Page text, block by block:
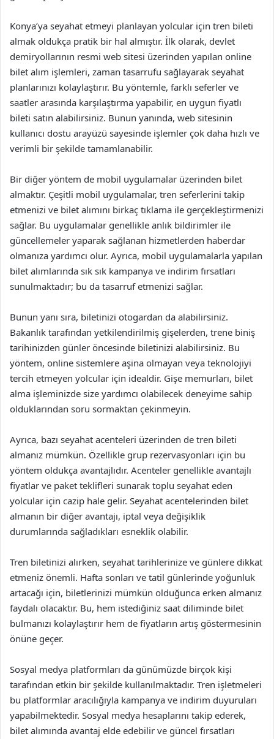
Konya’ya seyahat etmeyi planlayan yolcular için tren bileti
almak oldukça pratik bir hal almıştır. İlk olarak, devlet
demiryollarının resmi web sitesi üzerinden yapılan online
bilet alım işlemleri, zaman tasarrufu sağlayarak seyahat
planlarınızı kolaylaştırır. Bu yöntemle, farklı seferler ve
saatler arasında karşılaştırma yapabilir, en uygun fiyatlı
bileti satın alabilirsiniz. Bunun yanında, web sitesinin
kullanıcı dostu arayüzü sayesinde işlemler çok daha hızlı ve
verimli bir şekilde tamamlanabilir.
Bir diğer yöntem de mobil uygulamalar üzerinden bilet
almaktır. Çeşitli mobil uygulamalar, tren seferlerini takip
etmenizi ve bilet alımını birkaç tıklama ile gerçekleştirmenizi
sağlar. Bu uygulamalar genellikle anlık bildirimler ile
güncellemeler yaparak sağlanan hizmetlerden haberdar
olmanıza yardımcı olur. Ayrıca, mobil uygulamalarla yapılan
bilet alımlarında sık sık kampanya ve indirim fırsatları
sunulmaktadır; bu da tasarruf etmenizi sağlar.
Bunun yanı sıra, biletinizi otogardan da alabilirsiniz.
Bakanlık tarafından yetkilendirilmiş gişelerden, trene biniş
tarihinizden günler öncesinde biletinizi alabilirsiniz. Bu
yöntem, online sistemlere aşina olmayan veya teknolojiyi
tercih etmeyen yolcular için idealdir. Gişe memurları, bilet
alma işleminizde size yardımcı olabilecek deneyime sahip
olduklarından soru sormaktan çekinmeyin.
Ayrıca, bazı seyahat acenteleri üzerinden de tren bileti
almanız mümkün. Özellikle grup rezervasyonları için bu
yöntem oldukça avantajlıdır. Acenteler genellikle avantajlı
fiyatlar ve paket teklifleri sunarak toplu seyahat eden
yolcular için cazip hale gelir. Seyahat acentelerinden bilet
almanın bir diğer avantajı, iptal veya değişiklik
durumlarında sağladıkları esneklik olabilir.
Tren biletinizi alırken, seyahat tarihlerinize ve günlere dikkat
etmeniz önemli. Hafta sonları ve tatil günlerinde yoğunluk
artacağı için, biletlerinizi mümkün olduğunca erken almanız
faydalı olacaktır. Bu, hem istediğiniz saat diliminde bilet
bulmanızı kolaylaştırır hem de fiyatların artış göstermesinin
önüne geçer.
Sosyal medya platformları da günümüzde birçok kişi
tarafından etkin bir şekilde kullanılmaktadır. Tren işletmeleri
bu platformlar aracılığıyla kampanya ve indirim duyuruları
yapabilmektedir. Sosyal medya hesaplarını takip ederek,
bilet alımında avantaj elde edebilir ve güncel fırsatları